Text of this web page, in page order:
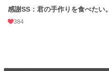
感謝SS：君の手作りを食べたい。
384